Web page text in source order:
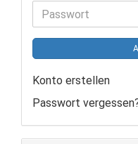
Adresse
Passwort
Konto erstellen
Passwort